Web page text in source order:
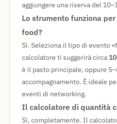
aggiungere una riserva del
Lo strumento funziona
food?
Sì. Seleziona il tipo di evento
calcolatore ti suggerirà circa
è il pasto principale, oppure
accompagnamento. È ideale
eventi di networking.
Il calcolatore di quantità
Sì, completamente. Il